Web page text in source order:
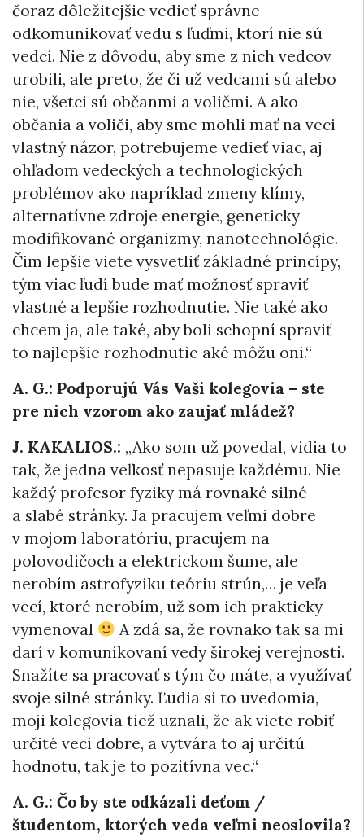
čoraz dôležitejšie vedieť správne
odkomunikovať vedu s ľuďmi, ktorí nie sú
vedci. Nie z dôvodu, aby sme z nich vedcov
urobili, ale preto, že či už vedcami sú alebo
nie, všetci sú občanmi a voličmi. A ako
občania a voliči, aby sme mohli mať na veci
vlastný názor, potrebujeme vedieť viac, aj
ohľadom vedeckých a technologických
problémov ako napríklad zmeny klímy,
alternatívne zdroje energie, geneticky
modifikované organizmy, nanotechnológie.
Čim lepšie viete vysvetliť základné princípy,
tým viac ľudí bude mať možnosť spraviť
vlastné a lepšie rozhodnutie. Nie také ako
chcem ja, ale také, aby boli schopní spraviť
to najlepšie rozhodnutie aké môžu oni.“
A. G.: Podporujú Vás Vaši kolegovia – ste
pre nich vzorom ako zaujať mládež?
J. KAKALIOS.: „Ako som už povedal, vidia to
tak, že jedna veľkosť nepasuje každému. Nie
každý profesor fyziky má rovnaké silné
a slabé stránky. Ja pracujem veľmi dobre
v mojom laboratóriu, pracujem na
polovodičoch a elektrickom šume, ale
nerobím astrofyziku teóriu strún,… je veľa
vecí, ktoré nerobím, už som ich prakticky
vymenoval
A zdá sa, že rovnako tak sa mi
darí v komunikovaní vedy širokej verejnosti.
Snažíte sa pracovať s tým čo máte, a využívať
svoje silné stránky. Ľudia si to uvedomia,
moji kolegovia tiež uznali, že ak viete robiť
určité veci dobre, a vytvára to aj určitú
hodnotu, tak je to pozitívna vec.“
A. G.: Čo by ste odkázali deťom /
študentom, ktorých veda veľmi neoslovila?